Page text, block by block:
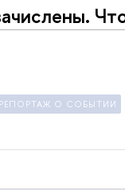
РЕПОРТАЖ О СОБЫТИИ